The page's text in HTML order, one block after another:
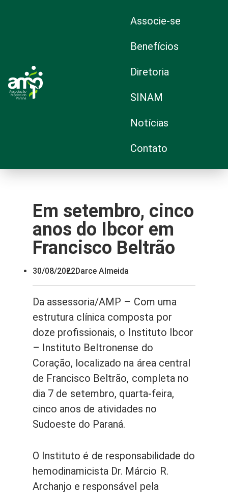
Associe-se
Benefícios
Diretoria
SINAM
Notícias
Contato
Em setembro, cinco
anos do Ibcor em
Francisco Beltrão
30/08/2022Darce Almeida
Da assessoria/AMP – Com uma
estrutura clínica composta por
doze profissionais, o Instituto Ibcor
– Instituto Beltronense do
Coração, localizado na área central
de Francisco Beltrão, completa no
dia 7 de setembro, quarta-feira,
cinco anos de atividades no
Sudoeste do Paraná.
O Instituto é de responsabilidade do
hemodinamicista Dr. Márcio R.
Archanjo e responsável pela